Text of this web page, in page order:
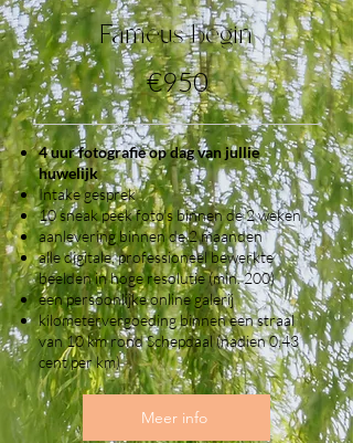
Fameus begin
€950
4 uur fotografie op dag van jullie
huwelijk
Intake gesprek
10 sneak peek foto's binnen de 2 weken
aanlevering binnen de 2 maanden
alle digitale, professioneel bewerkte
beelden in hoge resolutie (min. 200)
een persoonlijke online galerij
kilometervergoeding binnen een straal
van 10 km rond Schepdaal (nadien 0,43
cent per km)
Meer info